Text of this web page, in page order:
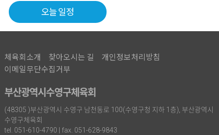
오늘 일정
체육회소개 찾아오시는 길
개인정보처리방침
이메일무단수집거부
부산광역시수영구체육회
(48305 )부산광역시 수영구 남천동로 100(수영구청 지하 1층), 부산광역시
수영구체육회
tel. 051-610-4790 | fax. 051-628-9843